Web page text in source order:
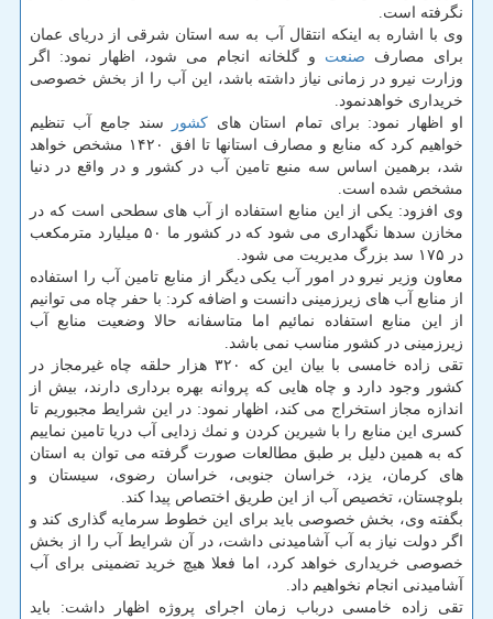
نگرفته است.
وی با اشاره به اینكه انتقال آب به سه استان شرقی از دریای عمان
برای مصارف صنعت و گلخانه انجام می شود، اظهار نمود: اگر
وزارت نیرو در زمانی نیاز داشته باشد، این آب را از بخش خصوصی
خریداری خواهدنمود.
او اظهار نمود: برای تمام استان های كشور
سند جامع آب تنظیم
خواهیم كرد كه منابع و مصارف استانها تا افق ۱۴۲۰ مشخص خواهد
شد، برهمین اساس سه منبع تامین آب در كشور و در واقع در دنیا
مشخص شده است.
وی افزود: یكی از این منابع استفاده از آب های سطحی است كه در
مخازن سدها نگهداری می شود كه در كشور ما ۵۰ میلیارد مترمكعب
در ۱۷۵ سد بزرگ مدیریت می شود.
معاون وزیر نیرو در امور آب یكی دیگر از منابع تامین آب را استفاده
از منابع آب های زیرزمینی دانست و اضافه كرد: با حفر چاه می توانیم
از این منابع استفاده نمائیم اما متاسفانه حالا وضعیت منابع آب
زیرزمینی در كشور مناسب نمی باشد.
تقی زاده خامسی با بیان این كه ۳۲۰ هزار حلقه چاه غیرمجاز در
كشور وجود دارد و چاه هایی كه پروانه بهره برداری دارند، بیش از
اندازه مجاز استخراج می كند، اظهار نمود: در این شرایط مجبوریم تا
كسری این منابع را با شیرین كردن و نمك زدایی آب دریا تامین نماییم
كه به همین دلیل بر طبق مطالعات صورت گرفته می توان به استان
های كرمان، یزد، خراسان جنوبی، خراسان رضوی، سیستان و
بلوچستان، تخصیص آب از این طریق اختصاص پیدا كند.
بگفته وی، بخش خصوصی باید برای این خطوط سرمایه گذاری كند و
اگر دولت نیاز به آب آشامیدنی داشت، در آن شرایط آب را از بخش
خصوصی خریداری خواهد كرد، اما فعلا هیچ خرید تضمینی برای آب
آشامیدنی انجام نخواهیم داد.
تقی زاده خامسی درباب زمان اجرای پروژه اظهار داشت: باید